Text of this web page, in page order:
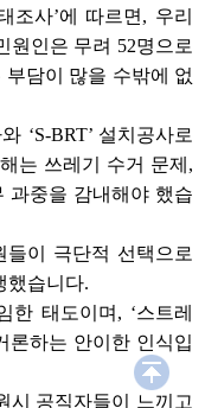
조사’에 따르면, 우리
원인은 무려 52명으로
담이 많을 수밖에 없
‘S-BRT’ 설치공사로
는 쓰레기 수거 문제,
과중을 감내해야 했습
이 극단적 선택으로
했습니다.
한 태도이며, ‘스트레
론하는 안이한 인식입
시 공직자들이 느끼고